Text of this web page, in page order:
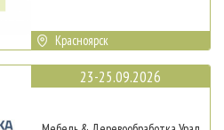
Красноярск
23-25.09.2026